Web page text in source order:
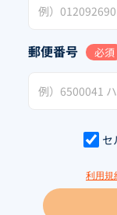
郵便番号 必須
セ
利用規